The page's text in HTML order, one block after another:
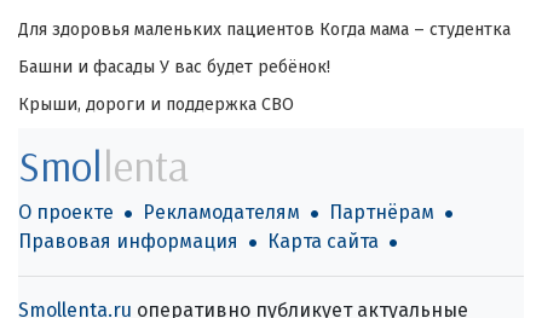
Для здоровья маленьких пациентов Когда мама – студентка
Башни и фасады У вас будет ребёнок!
Крыши, дороги и поддержка СВО
Smollenta
О проекте Рекламодателям
Партнёрам
Правовая информация
Карта сайта
Smollenta.ru оперативно публикует актуальные